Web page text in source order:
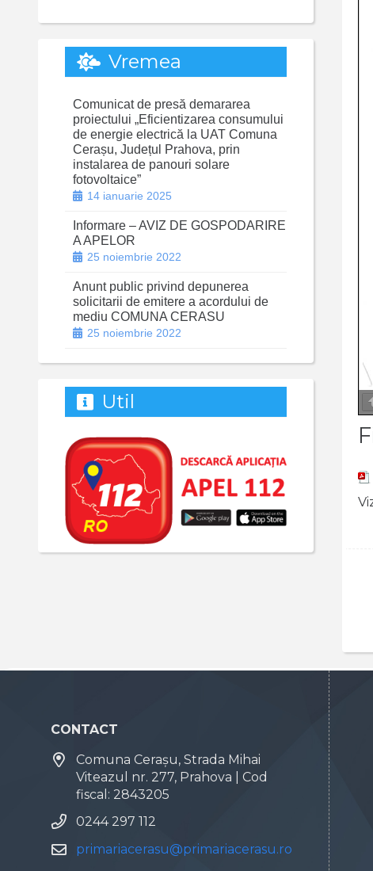
Vremea
Comunicat de presă demararea
proiectului „Eficientizarea consumului
de energie electrică la UAT Comuna
Cerașu, Județul Prahova, prin
instalarea de panouri solare
fotovoltaice”
14 ianuarie 2025
Informare – AVIZ DE GOSPODARIRE
A APELOR
25 noiembrie 2022
Anunt public privind depunerea
solicitarii de emitere a acordului de
mediu COMUNA CERASU
25 noiembrie 2022
Util
CONTACT
Comuna Cerașu, Strada Mihai
Viteazul nr. 277, Prahova | Cod
fiscal: 2843205
0244 297 112
primariacerasu@primariacerasu.ro